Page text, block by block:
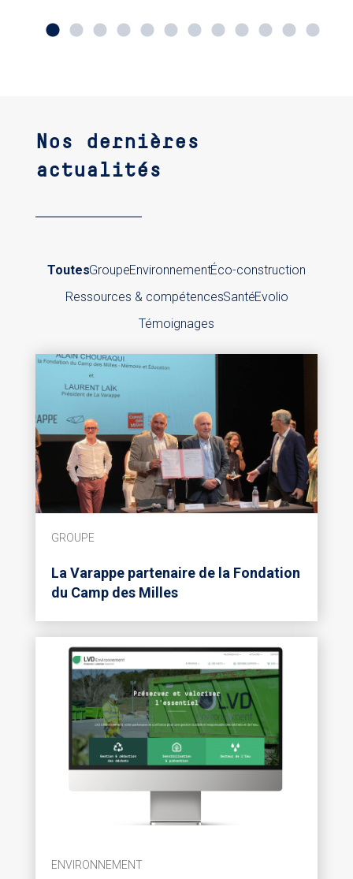
Nos dernières
actualités
ToutesGroupeEnvironnementÉco-construction
Ressources & compétencesSantéEvolio
Témoignages
GROUPE
La Varappe partenaire de la Fondation
du Camp des Milles
ENVIRONNEMENT